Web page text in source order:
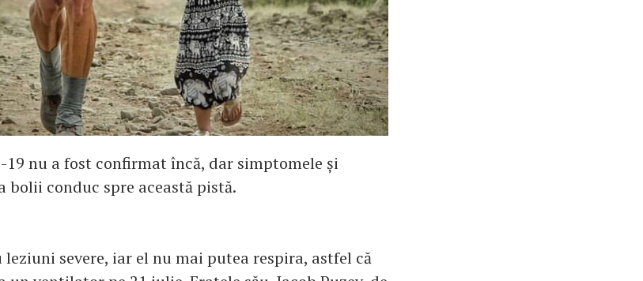
19 nu a fost confirmat încă, dar simptomele și
bolii conduc spre această pistă.
severe, iar el nu mai putea respira, astfel că